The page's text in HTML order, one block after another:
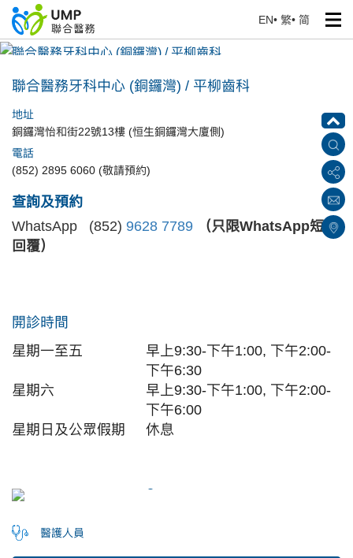
EN• 繁• 简
聯合醫務牙科中心 (銅鑼灣) / 平柳齒科
聯合醫務牙科中心 (銅鑼灣) / 平柳齒科
地址
銅鑼灣怡和街22號13樓 (恒生銅鑼灣大廈側)
電話
(852) 2895 6060 (敬請預約)
查詢及預約
WhatsApp (852) 9628 7789
（只限WhatsApp短訊
回覆）
開診時間
星期一至五
早上9:30-下午1:00, 下午2:00-
下午6:30
星期六
早上9:30-下午1:00, 下午2:00-
下午6:00
星期日及公眾假期 休息
醫護人員